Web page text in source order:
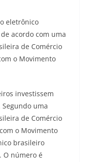
eletrônico
acordo com uma
de Comércio
o Movimento
investissem
uma
de Comércio
o Movimento
brasileiro
O número é